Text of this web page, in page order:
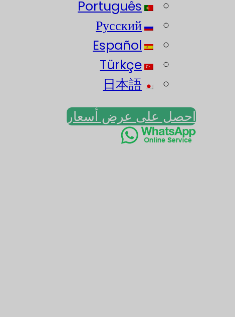
Português
Русский
Español
Türkçe
日本語
احصل على عرض أسعار